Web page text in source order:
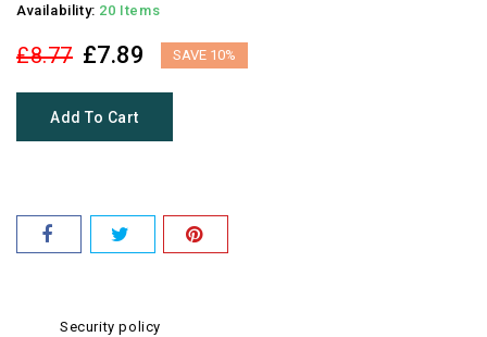
Availability: 20 Items
£8.77 £7.89 SAVE 10%
Add To Cart
Security policy